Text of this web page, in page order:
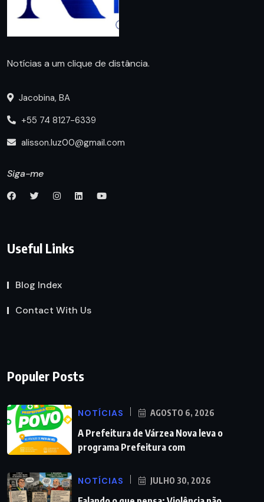
Notícias a um clique de distância.
Jacobina, BA
+55 74 8127-6339
alisson.luz00@gmail.com
Siga-me
Useful Links
Blog Index
Contact With Us
Populer Posts
NOTÍCIAS AGOSTO 6, 2026
A Prefeitura de Várzea Nova leva o
programa Prefeitura com
NOTÍCIAS JULHO 30, 2026